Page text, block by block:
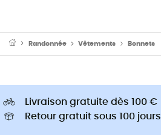
Randonnée Vêtements Bonnets
Livraison gratuite dès 100 €
Retour gratuit sous 100 jours